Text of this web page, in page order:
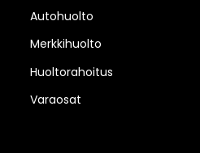
Autohuolto
Merkkihuolto
Huoltorahoitus
Varaosat